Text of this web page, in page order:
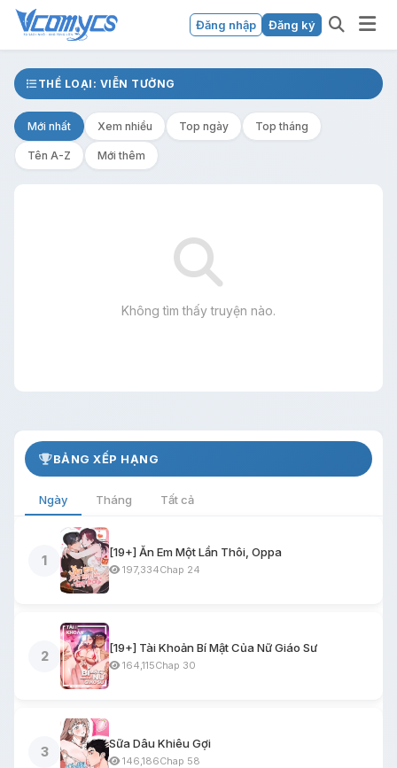
Đăng nhập Đăng ký
THỂ LOẠI: VIỄN TƯỞNG
Mới nhất Xem nhiều Top ngày Top tháng
Tên A-Z Mới thêm
Không tìm thấy truyện nào.
BẢNG XẾP HẠNG
Ngày Tháng Tất cả
1
[19+] Ăn Em Một Lần Thôi, Oppa
197,334Chap 24
2
[19+] Tài Khoản Bí Mật Của Nữ Giáo Sư
164,115Chap 30
3
Sữa Dâu Khiêu Gợi
146,186Chap 58